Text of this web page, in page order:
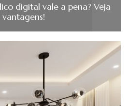
digital vale a pena? Veja
vantagens!